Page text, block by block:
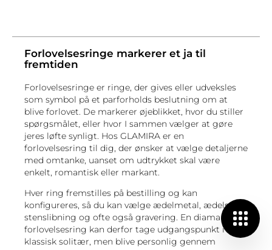
Forlovelsesringe markerer et ja til
fremtiden
Forlovelsesringe er ringe, der gives eller udveksles
som symbol på et parforholds beslutning om at
blive forlovet. De markerer øjeblikket, hvor du stiller
spørgsmålet, eller hvor I sammen vælger at gøre
jeres løfte synligt. Hos GLAMIRA er en
forlovelsesring til dig, der ønsker at vælge detaljerne
med omtanke, uanset om udtrykket skal være
enkelt, romantisk eller markant.
Hver ring fremstilles på bestilling og kan
konfigureres, så du kan vælge ædelmetal, ædelsten,
stenslibning og ofte også gravering. En diamant
forlovelsesring kan derfor tage udgangspunkt i en
klassisk solitær, men blive personlig gennem